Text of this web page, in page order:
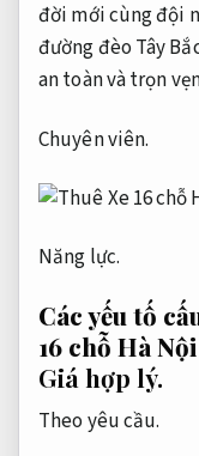
đời mới cùng đội
đường đèo Tây
an toàn và trọn
Chuyên viên.
Năng lực.
Các yếu tố
16 chỗ Hà
Giá hợp lý.
Theo yêu cầu.